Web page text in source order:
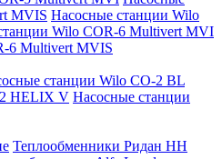
MVIS Насосные станции Wilo
Wilo COR-6 Multivert MVI
6 Multivert MVIS
станции Wilo CO-2 BL
HELIX V Насосные станции
Теплообменники Ридан НН